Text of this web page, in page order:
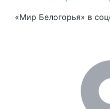
«Мир Белогорья» в